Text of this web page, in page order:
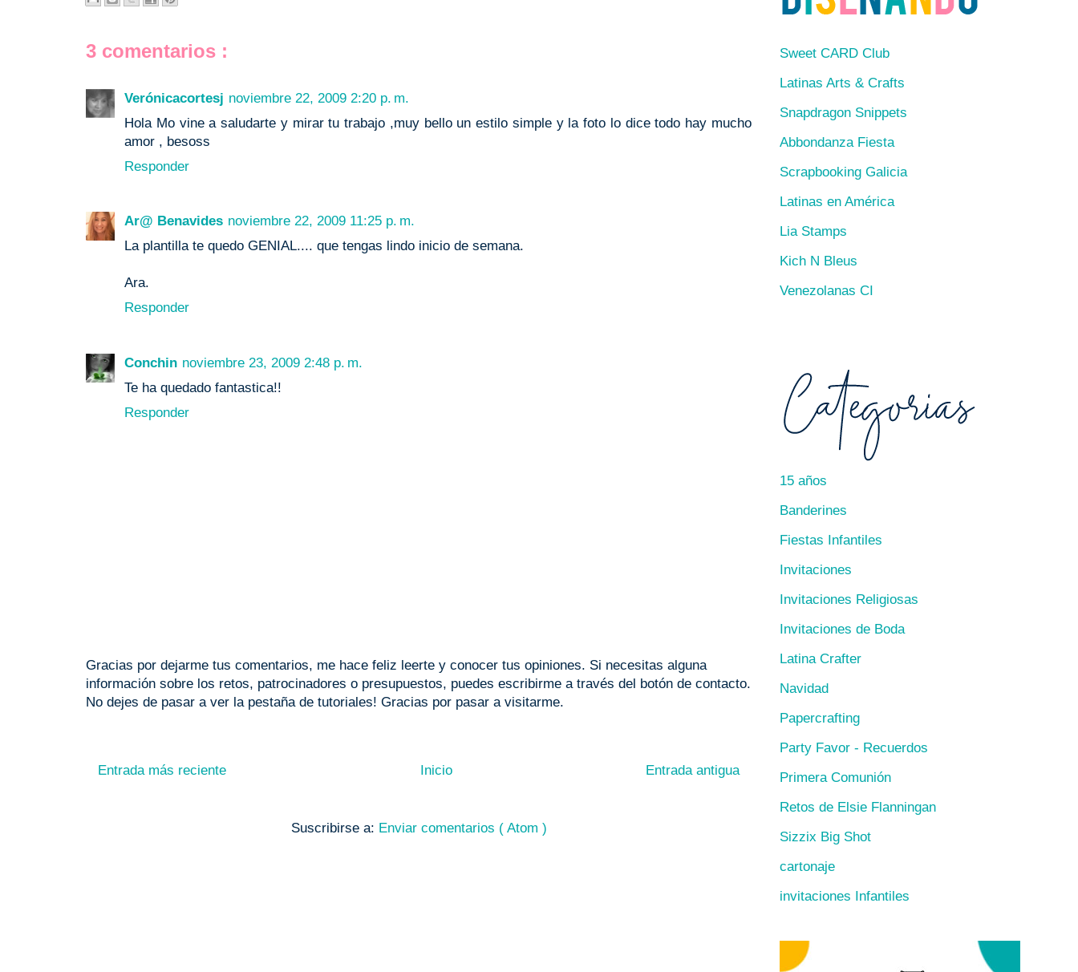
3 comentarios :
Verónicacortesj noviembre 22, 2009 2:20 p. m.
Hola Mo vine a saludarte y mirar tu trabajo ,muy bello un estilo simple y la foto lo dice todo hay mucho
amor , besoss
Responder
Ar@ Benavides noviembre 22, 2009 11:25 p. m.
La plantilla te quedo GENIAL.... que tengas lindo inicio de semana.
Ara.
Responder
Conchin noviembre 23, 2009 2:48 p. m.
Te ha quedado fantastica!!
Responder
Gracias por dejarme tus comentarios, me hace feliz leerte y conocer tus opiniones. Si necesitas alguna
información sobre los retos, patrocinadores o presupuestos, puedes escribirme a través del botón de contacto.
No dejes de pasar a ver la pestaña de tutoriales! Gracias por pasar a visitarme.
Entrada más reciente Entrada antigua
Inicio
Suscribirse a: Enviar comentarios ( Atom )
Sweet CARD Club
Latinas Arts & Crafts
Snapdragon Snippets
Abbondanza Fiesta
Scrapbooking Galicia
Latinas en América
Lia Stamps
Kich N Bleus
Venezolanas CI
15 años
Banderines
Fiestas Infantiles
Invitaciones
Invitaciones Religiosas
Invitaciones de Boda
Latina Crafter
Navidad
Papercrafting
Party Favor - Recuerdos
Primera Comunión
Retos de Elsie Flanningan
Sizzix Big Shot
cartonaje
invitaciones Infantiles